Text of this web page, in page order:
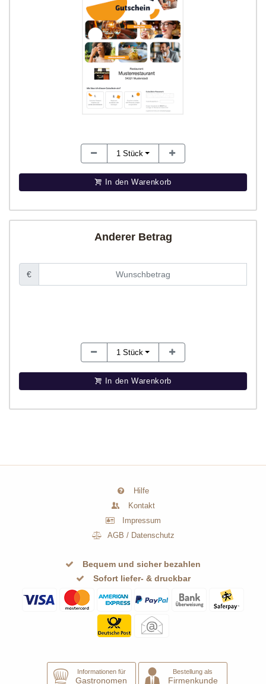
1 Stück
In den Warenkorb
Anderer Betrag
€
1 Stück
In den Warenkorb
Hilfe
Kontakt
Impressum
AGB / Datenschutz
Bequem und sicher bezahlen
Sofort liefer- & druckbar
Informationen für
Gastronomen
Bestellung als
Firmenkunde